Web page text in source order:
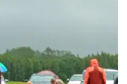
brandą,
svarbiausia – ne
ką sukūrėme, kuo